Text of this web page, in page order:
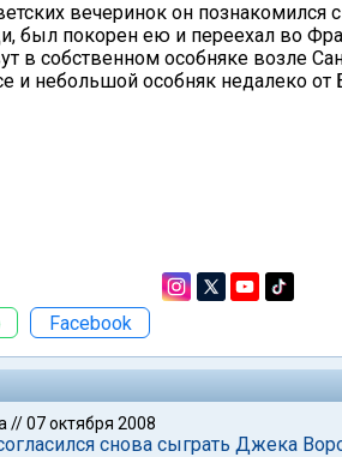
вечеринок он познакомился
был покорен ею и переехал во
в собственном особняке возле
и небольшой особняк недалеко от
Facebook
//07 октября 2008
снова сыграть Джека